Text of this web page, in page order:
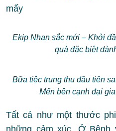
mấy
Ekip Nhan sắc mới – Khởi
quà đặc biệt
Bữa tiệc trung thu đầu tiên
Mến bên cạnh đại
Tất cả như một thước
những cảm xúc. Ở Bệnh